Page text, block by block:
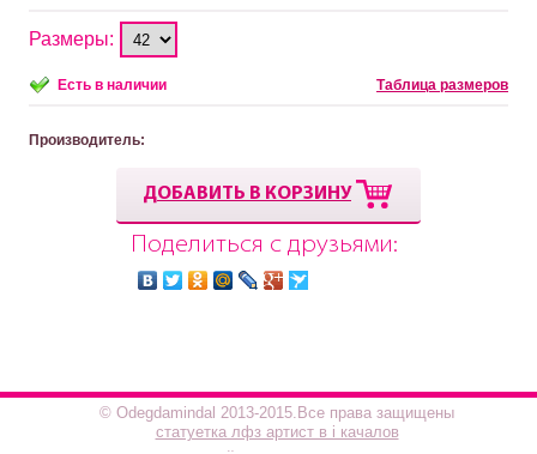
Размеры:
Есть в наличии Таблица размеров
Производитель:
ДОБАВИТЬ В КОРЗИНУ
Поделиться с друзьями:
© Odegdamindal 2013-2015.Все права защищены
статуетка лфз артист в і качалов